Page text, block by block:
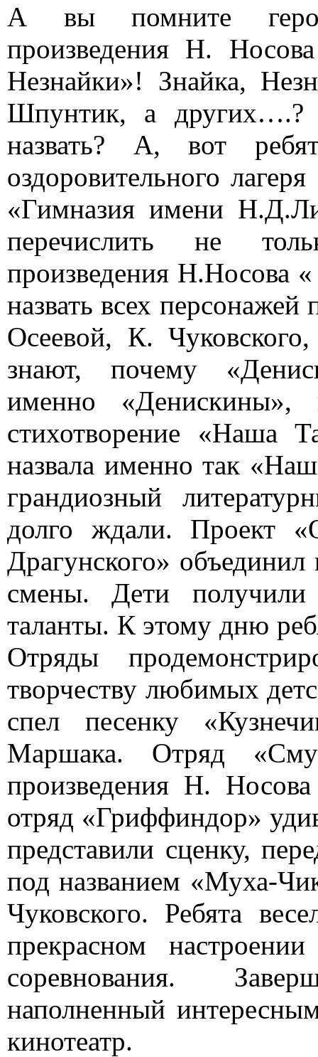
А вы помните
произведения Н.
Незнайки»! Знайка,
Шпунтик, а
назвать? А, вот
оздоровительного
«Гимназия имени
перечислить не
произведения Н.Носова
назвать всех
Осеевой, К.
знают, почему
именно «Денискины»,
стихотворение «Наша
назвала именно так
грандиозный
долго ждали. Проект
Драгунского» объединил
смены. Дети получили
таланты. К этому дню
Отряды
творчеству любимых
спел песенку
Маршака. Отряд
произведения Н.
отряд «Гриффиндор»
представили сценку,
под названием «Муха-
Чуковского. Ребята
прекрасном
соревнования.
наполненный
кинотеатр.